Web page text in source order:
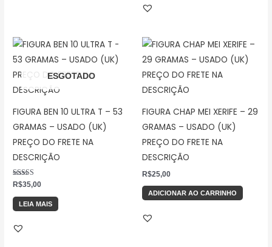
ESGOTADO
FIGURA BEN 10 ULTRA T – 53
GRAMAS – USADO (UK)
PREÇO DO FRETE NA
DESCRIÇÃO
Avaliação
5.00
de 5
R$35,00
LEIA MAIS
FIGURA CHAP MEI XERIFE – 29
GRAMAS – USADO (UK)
PREÇO DO FRETE NA
DESCRIÇÃO
R$25,00
ADICIONAR AO CARRINHO